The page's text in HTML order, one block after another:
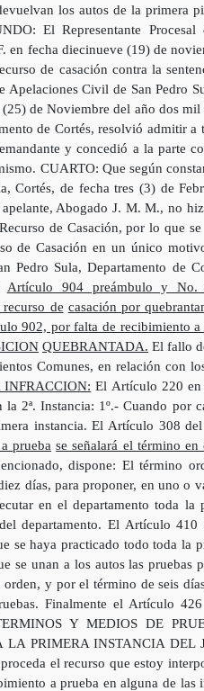
los autos de la primera
El Representante Procesal
en fecha diecinueve (19) de
de casación contra la
Civil de San Pedro
de Noviembre del año dos
de Cortés, resolvió admitir a
y concedió a la parte
CUARTO: Que según
Cortés, de fecha tres (3) de
Abogado J. M. M., no
de Casación, por lo que
de Casación en un único
Sula, Departamento de
Artículo 904 preámbulo y
de casación por
902, por falta de recibimiento a
QUEBRANTADA. El fallo
Comunes, en relación con
INFRACCION: El Artículo 220
2ª. Instancia: 1º.- Cuando por
instancia. El Artículo 308
prueba se señalará el término en
dispone: El término
días, para proponer, en uno o
en el departamento toda la
departamento. El Artículo 410
se haya practicado todo toda la
se unan a los autos las pruebas
y por el término de seis
Finalmente el Artículo
Y MEDIOS DE
LA PRIMERA INSTANCIA DEL
el recurso que estoy
a prueba en alguna de las